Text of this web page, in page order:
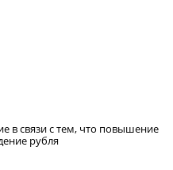
в связи с тем, что повышение
рубля